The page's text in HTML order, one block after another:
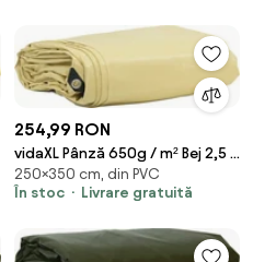
254,99 RON
vidaXL Pânză 650g / m² Bej 2,5 x
3,5 m Pânză cu acoperire PVC
250×350 cm, din PVC
În stoc
Livrare gratuită